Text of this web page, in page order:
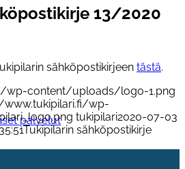
palvelut
13/2020
sähköpostikirjeen tästä.
wp-content/uploads/logo-1.png
www.tukipilari.fi/wp-
tukipilari2020-07-03
Tukipilarin sähköpostikirje